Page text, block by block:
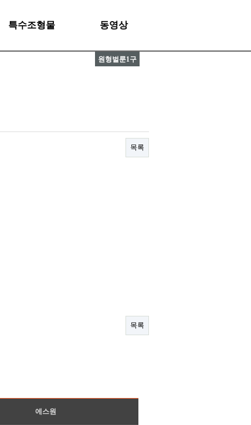
특수조형물 동영상
원형벌룬1구
목록
목록
에스원